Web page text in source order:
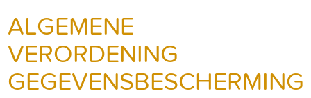
ALGEMENE
VERORDENING
GEGEVENSBESCHERMING